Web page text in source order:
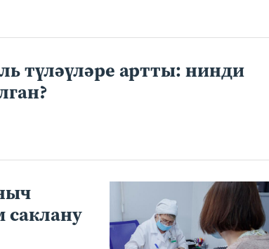
түләүләре артты: нинди
саклану